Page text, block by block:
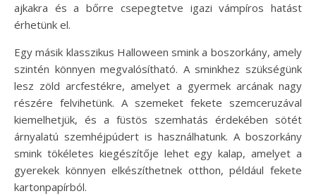
ajkakra és a bőrre csepegtetve igazi vámpíros hatást
érhetünk el.
Egy másik klasszikus Halloween smink a boszorkány, amely
szintén könnyen megvalósítható. A sminkhez szükségünk
lesz zöld arcfestékre, amelyet a gyermek arcának nagy
részére felvihetünk. A szemeket fekete szemceruzával
kiemelhetjük, és a füstös szemhatás érdekében sötét
árnyalatú szemhéjpúdert is használhatunk. A boszorkány
smink tökéletes kiegészítője lehet egy kalap, amelyet a
gyerekek könnyen elkészíthetnek otthon, például fekete
kartonpapírból.